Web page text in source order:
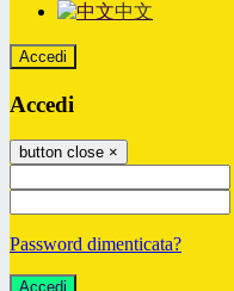
中文
Accedi
Accedi
button close ×
Password dimenticata?